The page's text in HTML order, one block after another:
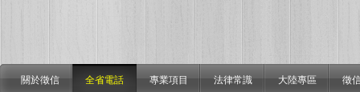
關於徵信 全省電話 專業項目 法律常識 大陸專區 徵